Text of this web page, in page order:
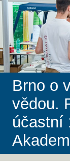
Brno o
vědou.
účastní